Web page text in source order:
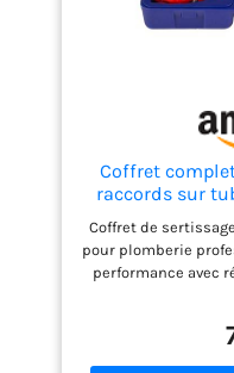
Coffret
raccords sur
sertir, 1 coupe
2 inserts
Coffret de
pour plomberie
performance avec
effort Ebavureur /
acier pour un
pratique pour